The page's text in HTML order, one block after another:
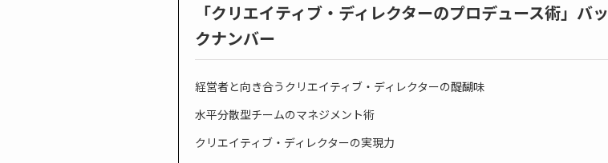
「クリエイティブ・ディレクターのプロデュース術」バッ
クナンバー
経営者と向き合うクリエイティブ・ディレクターの醍醐味
水平分散型チームのマネジメント術
クリエイティブ・ディレクターの実現力